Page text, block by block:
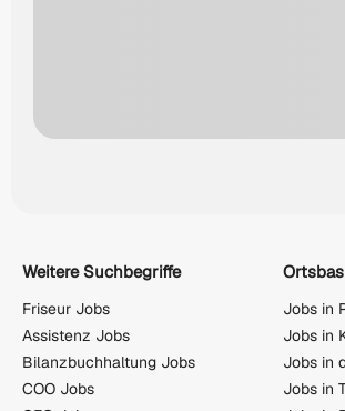
Weitere Suchbegriffe
Friseur Jobs
Assistenz Jobs
Bilanzbuchhaltung Jobs
COO Jobs
Jobs in
Jobs in
Jobs in
Jobs in